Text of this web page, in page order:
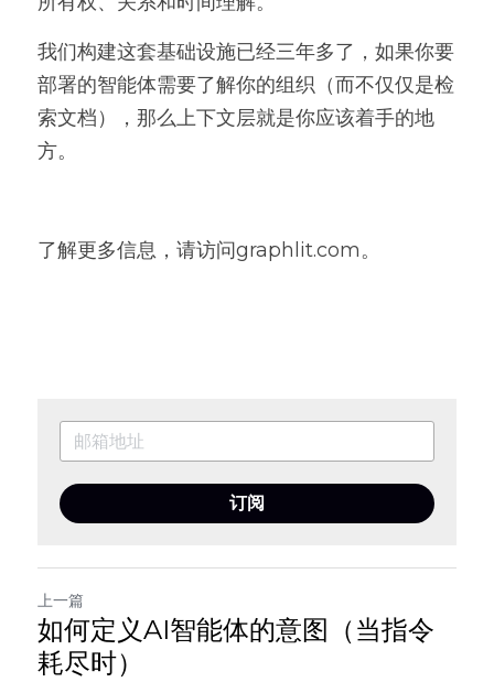
我们构建这套基础设施已经三年多了，如果你要
部署的智能体需要了解你的组织（而不仅仅是检
索文档），那么上下文层就是你应该着手的地
方。
了解更多信息，请访问graphlit.com。
订阅
上一篇
如何定义AI智能体的意图（当指令
耗尽时）